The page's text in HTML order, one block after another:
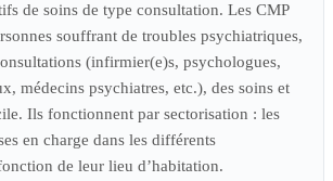
de soins de type consultation. Les CMP
souffrant de troubles psychiatriques,
(infirmier(e)s, psychologues,
médecins psychiatres, etc.), des soins et
Ils fonctionnent par sectorisation : les
en charge dans les différents
de leur lieu d’habitation.